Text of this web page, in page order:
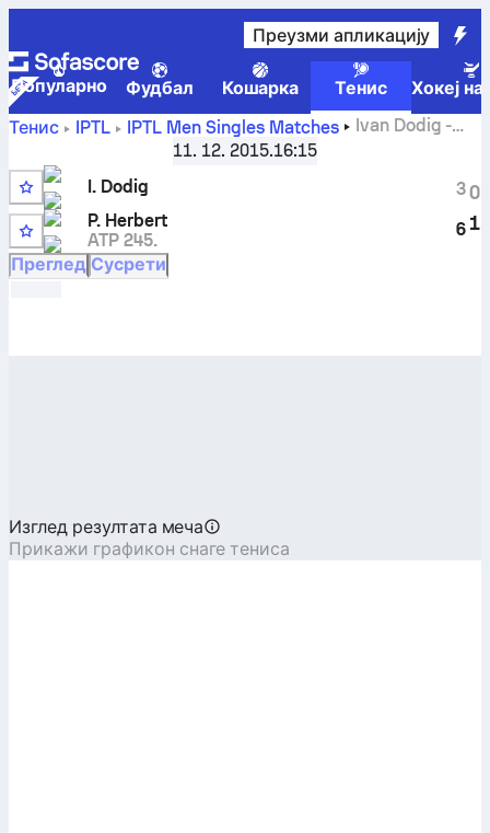
Преузми апликацију
Популарно Фудбал Кошарка Тенис
Хокеј
Тенис
IPTL IPTL Men Singles Matches Ivan Dodig -
Pierre-Hugues Herbert резултати уживо и резултати
међусобних сусрета
11. 12. 2015.16:15
I. Dodig
P. Herbert
ATP 245.
3
6
0
1
Преглед Сусрети
Изглед резултата меча
Прикажи графикон снаге тениса